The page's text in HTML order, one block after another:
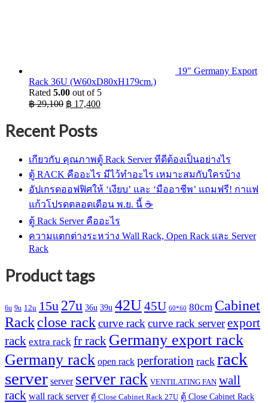
19" Germany Export
Rack 36U (W60xD80xH179cm.)
Rated 5.00 out of 5
฿29,100 Original
was:
฿ 29,100.
฿ 17,400Current
Recent Posts
เกียวกับ คุณภาพตู้ Rack Server ทีดีต้องเป็นอย่างไร
ตู้ RACK คืออะไร มีไว้ทำอะไร เหมาะสมกับใครบ้าง
อัปเกรดออฟฟิศให้ ‘เงียบ’ และ ‘มืออาชีพ’ แถมฟรี! กาแฟ
แก้วโปรดตลอดเดือน พ.ย. นี้ ☕
ตู้ Rack Server คืออะไร
ความแตกต่างระหว่าง Wall Rack, Open Rack และ Server
Rack
Product tags
6u 9u 12u 15u 27u 36u 39u 42U45U 60*60 80cm Cabinet
Rackclose rackcurve rack curve rack serverexport
rack extra rack fr rack Germany export rack
Germany rack open rack perforation rack rack
server server server rack VENTILATING FAN wall
rack wall rack server ตู้ Close Cabinet Rack 27U ตู้ Close Cabinet Rack